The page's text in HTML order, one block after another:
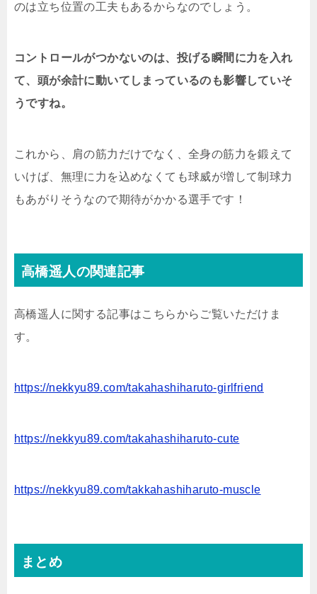
のは立ち位置の工夫もあるからなのでしょう。
コントロールがつかないのは、投げる瞬間に力を入れ
て、頭が余計に動いてしまっているのも影響していそ
うですね。
これから、肩の筋力だけでなく、全身の筋力を鍛えて
いけば、無理に力を込めなくても球威が増して制球力
もあがりそうなので期待がかかる選手です！
高橋遥人の関連記事
高橋遥人に関する記事はこちらからご覧いただけま
す。
https://nekkyu89.com/takahashiharuto-girlfriend
https://nekkyu89.com/takahashiharuto-cute
https://nekkyu89.com/takkahashiharuto-muscle
まとめ